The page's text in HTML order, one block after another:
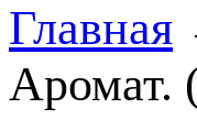
Главная
Аромат.